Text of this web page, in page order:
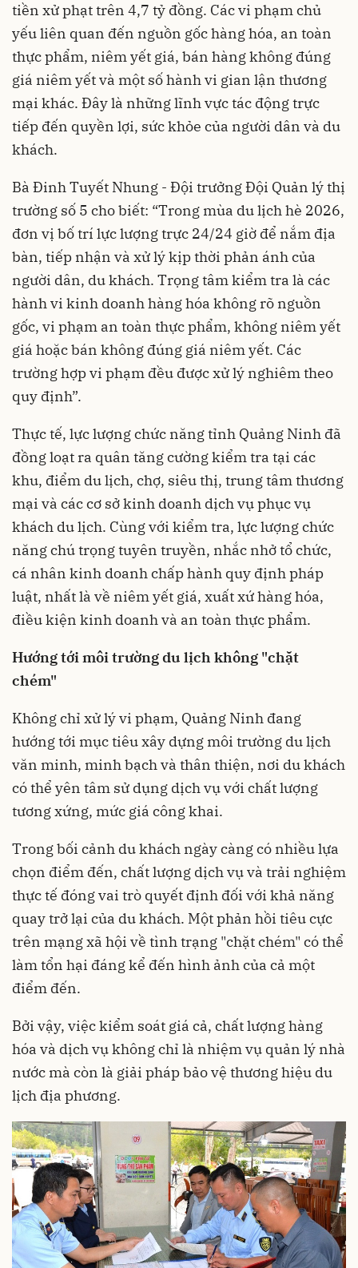
tiền xử phạt trên 4,7 tỷ đồng. Các vi phạm chủ
yếu liên quan đến nguồn gốc hàng hóa, an toàn
thực phẩm, niêm yết giá, bán hàng không đúng
giá niêm yết và một số hành vi gian lận thương
mại khác. Đây là những lĩnh vực tác động trực
tiếp đến quyền lợi, sức khỏe của người dân và du
khách.
Bà Đinh Tuyết Nhung - Đội trưởng Đội Quản lý thị
trường số 5 cho biết: “Trong mùa du lịch hè 2026,
đơn vị bố trí lực lượng trực 24/24 giờ để nắm địa
bàn, tiếp nhận và xử lý kịp thời phản ánh của
người dân, du khách. Trọng tâm kiểm tra là các
hành vi kinh doanh hàng hóa không rõ nguồn
gốc, vi phạm an toàn thực phẩm, không niêm yết
giá hoặc bán không đúng giá niêm yết. Các
trường hợp vi phạm đều được xử lý nghiêm theo
quy định”.
Thực tế, lực lượng chức năng tỉnh Quảng Ninh đã
đồng loạt ra quân tăng cường kiểm tra tại các
khu, điểm du lịch, chợ, siêu thị, trung tâm thương
mại và các cơ sở kinh doanh dịch vụ phục vụ
khách du lịch. Cùng với kiểm tra, lực lượng chức
năng chú trọng tuyên truyền, nhắc nhở tổ chức,
cá nhân kinh doanh chấp hành quy định pháp
luật, nhất là về niêm yết giá, xuất xứ hàng hóa,
điều kiện kinh doanh và an toàn thực phẩm.
Hướng tới môi trường du lịch không "chặt
chém"
Không chỉ xử lý vi phạm, Quảng Ninh đang
hướng tới mục tiêu xây dựng môi trường du lịch
văn minh, minh bạch và thân thiện, nơi du khách
có thể yên tâm sử dụng dịch vụ với chất lượng
tương xứng, mức giá công khai.
Trong bối cảnh du khách ngày càng có nhiều lựa
chọn điểm đến, chất lượng dịch vụ và trải nghiệm
thực tế đóng vai trò quyết định đối với khả năng
quay trở lại của du khách. Một phản hồi tiêu cực
trên mạng xã hội về tình trạng "chặt chém" có thể
làm tổn hại đáng kể đến hình ảnh của cả một
điểm đến.
Bởi vậy, việc kiểm soát giá cả, chất lượng hàng
hóa và dịch vụ không chỉ là nhiệm vụ quản lý nhà
nước mà còn là giải pháp bảo vệ thương hiệu du
lịch địa phương.